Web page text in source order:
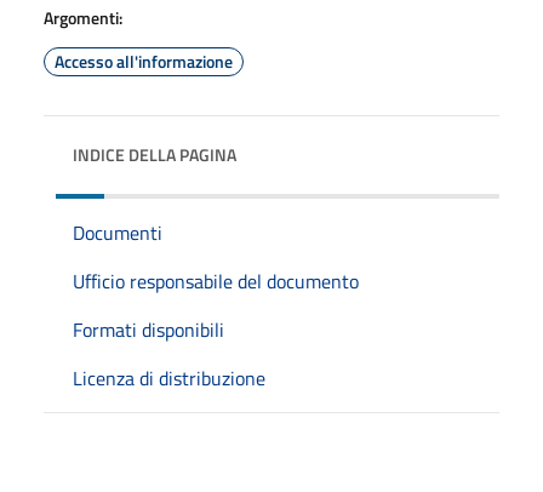
Argomenti:
Accesso all'informazione
INDICE DELLA PAGINA
Documenti
Ufficio responsabile del documento
Formati disponibili
Licenza di distribuzione